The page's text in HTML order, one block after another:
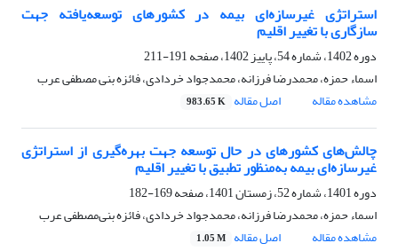
استراتژی غیرسازه‌ای بیمه در کشورهای توسعه‌یافته جهت
سازگاری با تغییر اقلیم
دوره 1402، شماره 54، پاییز 1402، صفحه
191-211
اسماء حمزه، محمدرضا فرزانه، محمدجواد خردادی، فائزه بنی مصطفی عرب
مشاهده مقاله
اصل مقاله 983.65 K
چالش‌های کشورهای در حال توسعه جهت بهره‌گیری از استراتژی
غیرسازه‌ای بیمه به‌منظور تطبیق با تغییر اقلیم
دوره 1401، شماره 52، زمستان 1401، صفحه
169-182
اسماء حمزه، محمدرضا فرزانه، محمدجواد خردادی، فائزه بنی‌مصطفی عرب
مشاهده مقاله
اصل مقاله 1.05 M